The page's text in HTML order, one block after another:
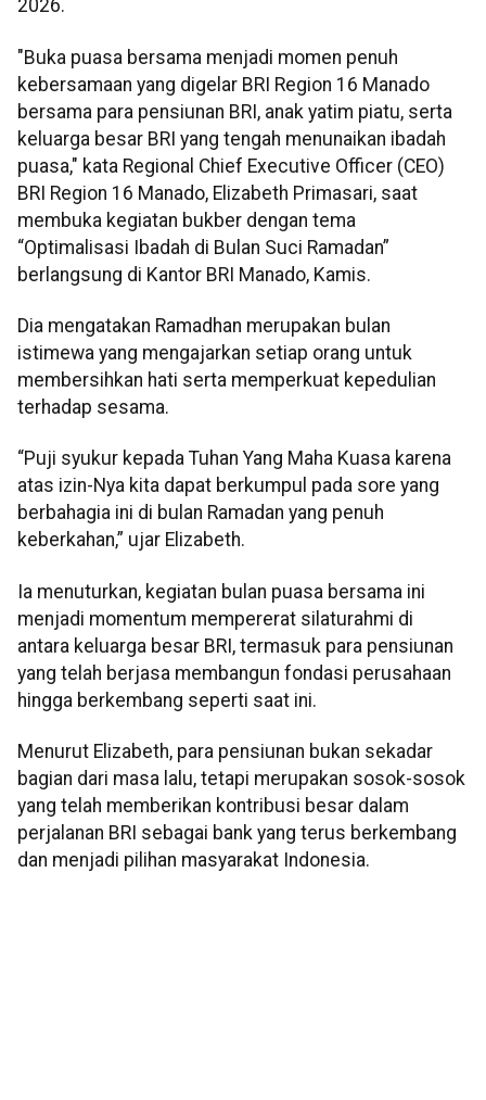
2026.
"Buka puasa bersama menjadi momen penuh
kebersamaan yang digelar BRI Region 16 Manado
bersama para pensiunan BRI, anak yatim piatu, serta
keluarga besar BRI yang tengah menunaikan ibadah
puasa," kata Regional Chief Executive Officer (CEO)
BRI Region 16 Manado, Elizabeth Primasari, saat
membuka kegiatan bukber dengan tema
“Optimalisasi Ibadah di Bulan Suci Ramadan”
berlangsung di Kantor BRI Manado, Kamis.
Dia mengatakan Ramadhan merupakan bulan
istimewa yang mengajarkan setiap orang untuk
membersihkan hati serta memperkuat kepedulian
terhadap sesama.
“Puji syukur kepada Tuhan Yang Maha Kuasa karena
atas izin-Nya kita dapat berkumpul pada sore yang
berbahagia ini di bulan Ramadan yang penuh
keberkahan,” ujar Elizabeth.
Ia menuturkan, kegiatan bulan puasa bersama ini
menjadi momentum mempererat silaturahmi di
antara keluarga besar BRI, termasuk para pensiunan
yang telah berjasa membangun fondasi perusahaan
hingga berkembang seperti saat ini.
Menurut Elizabeth, para pensiunan bukan sekadar
bagian dari masa lalu, tetapi merupakan sosok-sosok
yang telah memberikan kontribusi besar dalam
perjalanan BRI sebagai bank yang terus berkembang
dan menjadi pilihan masyarakat Indonesia.